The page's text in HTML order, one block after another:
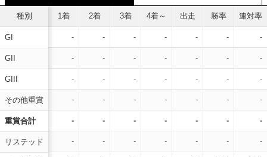
種別
GI
GII
GIII
その他重賞
重賞合計
リステッド
1着 2着 3着 4着～ 出走 勝率 連対率
- - - - - - -
- - - - - - -
- - - - - - -
- - - - - - -
- - - - - - -
- - - - - - -